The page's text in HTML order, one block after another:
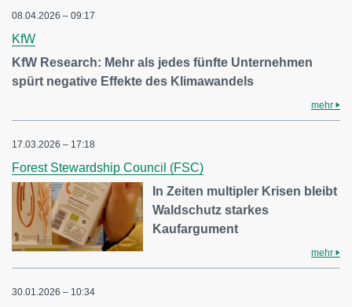
08.04.2026 – 09:17
KfW
KfW Research: Mehr als jedes fünfte Unternehmen
spürt negative Effekte des Klimawandels
mehr
17.03.2026 – 17:18
Forest Stewardship Council (FSC)
In Zeiten multipler Krisen bleibt
Waldschutz starkes
Kaufargument
mehr
30.01.2026 – 10:34